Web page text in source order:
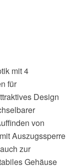
mit 4
für
Design
von
Auszugssperre
zur
Gehäuse